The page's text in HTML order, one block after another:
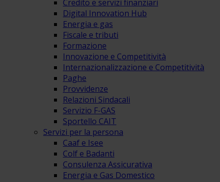
Credito e servizi finanziari
Digital Innovation Hub
Energia e gas
Fiscale e tributi
Formazione
Innovazione e Competitività
Internazionalizzazione e Competitività
Paghe
Provvidenze
Relazioni Sindacali
Servizio F-GAS
Sportello CAIT
Servizi per la persona
Caaf e Isee
Colf e Badanti
Consulenza Assicurativa
Energia e Gas Domestico